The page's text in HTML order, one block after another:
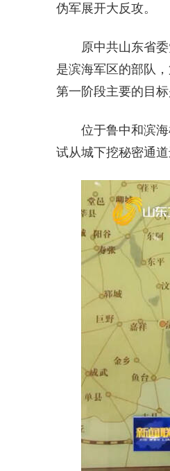
伪军展开大反攻。
原中共山东省
是滨海军区的部队
第一阶段主要的目
位于鲁中和滨
试从城下挖秘密通道